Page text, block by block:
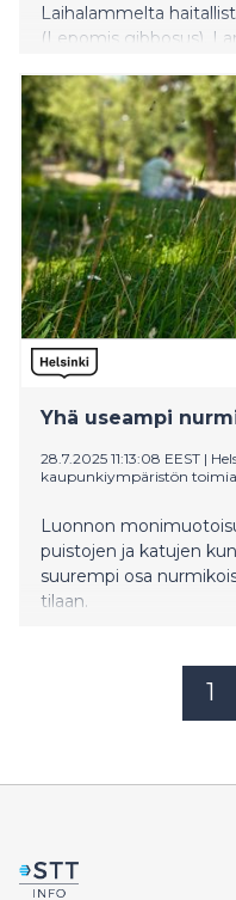
Laihalammelta
(Lepomis gibbosus).
pyritään välttämään
vaikutukset muihin
Yhä useampi
28.7.2025 11:13:08 EEST |
kaupunkiympäristön
Luonnon
puistojen ja katujen
suurempi osa
tilaan.
1